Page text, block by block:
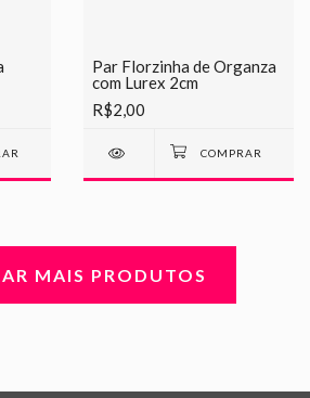
Par Florzinha de Organza
com Lurex 2cm
R$2,00
MAIS PRODUTOS